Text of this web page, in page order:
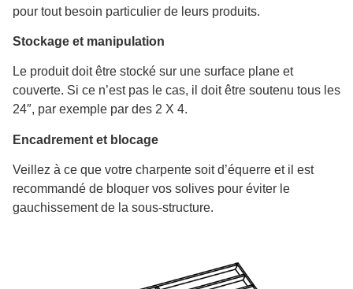
pour tout besoin particulier de leurs produits.
Stockage et manipulation
Le produit doit être stocké sur une surface plane et
couverte. Si ce n’est pas le cas, il doit être soutenu tous les
24″, par exemple par des 2 X 4.
Encadrement et blocage
Veillez à ce que votre charpente soit d’équerre et il est
recommandé de bloquer vos solives pour éviter le
gauchissement de la sous-structure.